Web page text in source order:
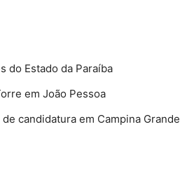
do Estado da Paraíba
em João Pessoa
candidatura em Campina Grande